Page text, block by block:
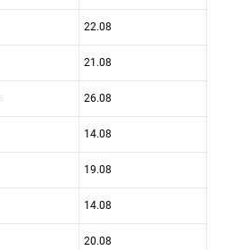
22.08
21.08
26.08
14.08
19.08
14.08
20.08